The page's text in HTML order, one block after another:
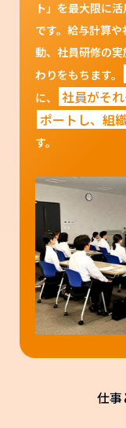
ト」を最大限に
です。給与計算
動、社員研修の
わりをもちます。
に、
社員がそ
ポートし、組
す。
仕事